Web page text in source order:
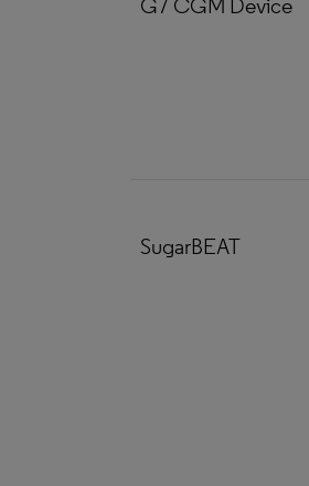
G7 CGM Device
SugarBEAT